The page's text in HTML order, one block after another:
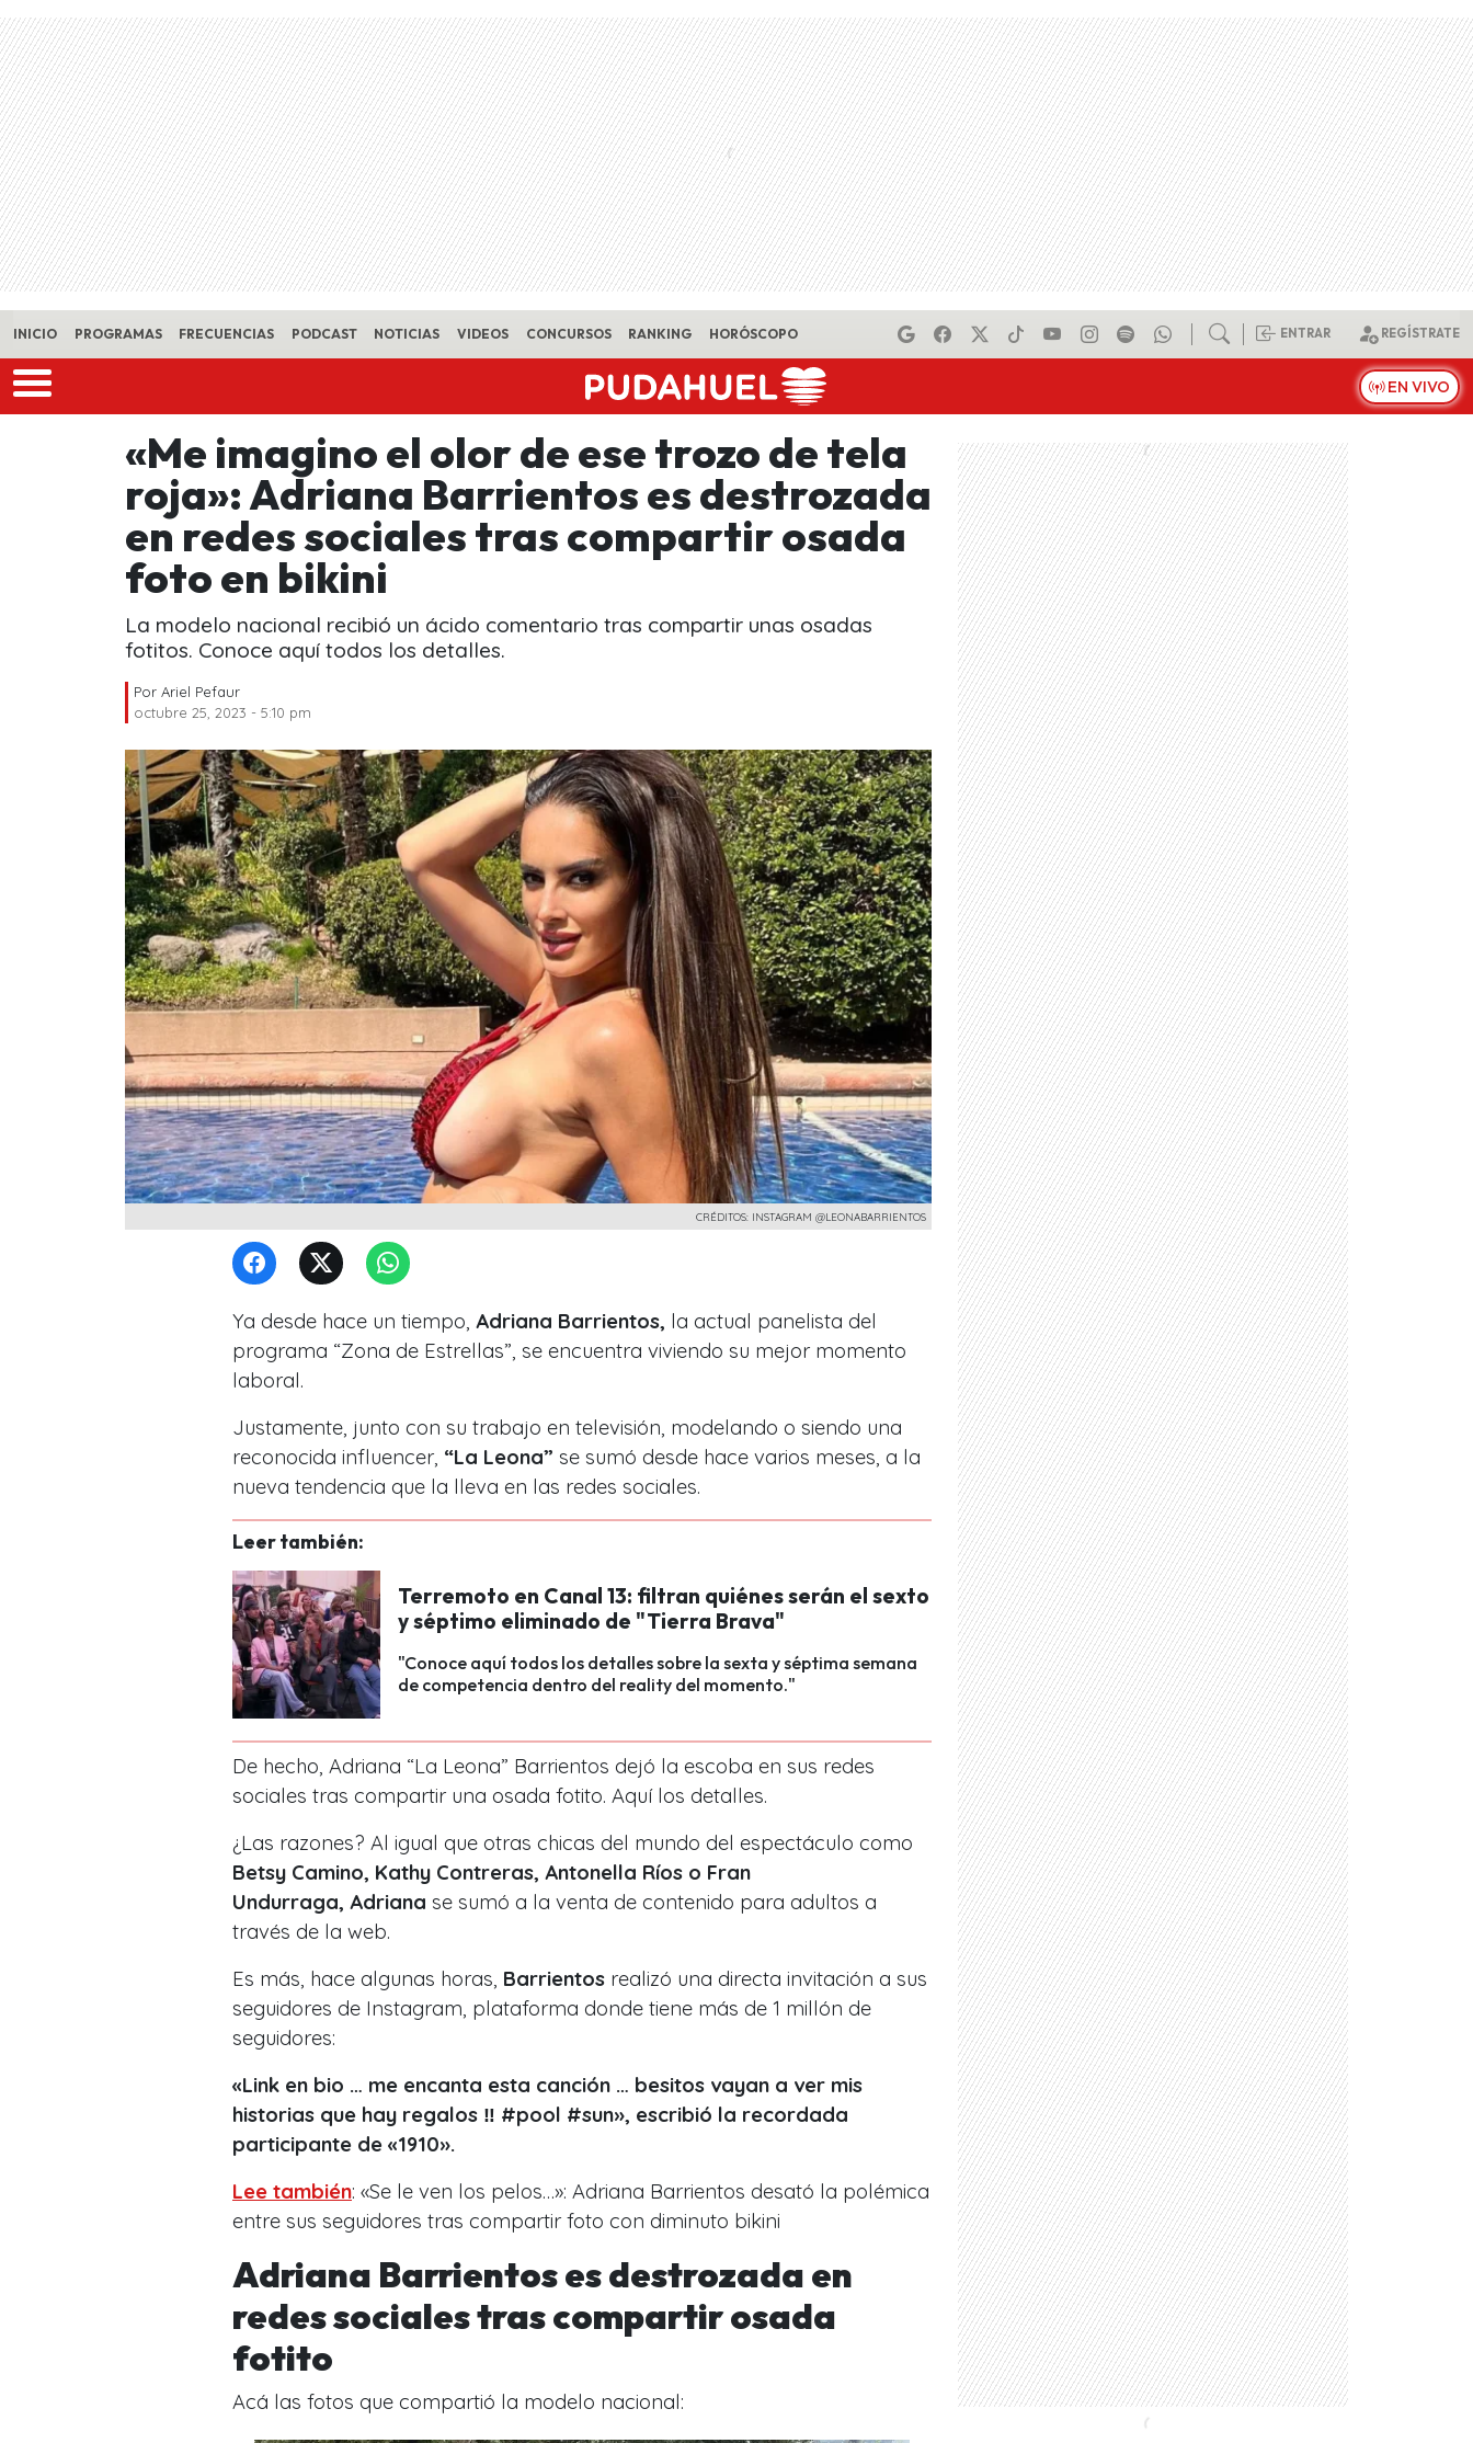
Skip to main content
INICIO PROGRAMAS FRECUENCIAS PODCAST NOTICIAS VIDEOS CONCURSOS RANKING HORÓSCOPO ENTRAR REGÍSTRATE
EN VIVO
«Me imagino el olor de ese trozo de tela
roja»: Adriana Barrientos es destrozada
en redes sociales tras compartir osada
foto en bikini
La modelo nacional recibió un ácido comentario tras compartir unas osadas
fotitos. Conoce aquí todos los detalles.
Por Ariel Pefaur
octubre 25, 2023 - 5:10 pm
CRÉDITOS: INSTAGRAM @LEONABARRIENTOS
Ya desde hace un tiempo, Adriana Barrientos, la actual panelista del
programa “Zona de Estrellas”, se encuentra viviendo su mejor momento
laboral.
Justamente, junto con su trabajo en televisión, modelando o siendo una
reconocida influencer, “La Leona” se sumó desde hace varios meses, a la
nueva tendencia que la lleva en las redes sociales.
Leer también:
Terremoto en Canal 13: filtran quiénes serán el sexto
y séptimo eliminado de "Tierra Brava"
"Conoce aquí todos los detalles sobre la sexta y séptima semana
de competencia dentro del reality del momento."
De hecho, Adriana “La Leona” Barrientos dejó la escoba en sus redes
sociales tras compartir una osada fotito. Aquí los detalles.
¿Las razones? Al igual que otras chicas del mundo del espectáculo como
Betsy Camino, Kathy Contreras, Antonella Ríos o Fran
Undurraga, Adriana se sumó a la venta de contenido para adultos a
través de la web.
Es más, hace algunas horas, Barrientos realizó una directa invitación a sus
seguidores de Instagram, plataforma donde tiene más de 1 millón de
seguidores:
«Link en bio … me encanta esta canción … besitos vayan a ver mis
historias que hay regalos ‼️ #pool #sun», escribió la recordada
participante de «1910».
Lee también: «Se le ven los pelos…»: Adriana Barrientos desató la polémica
entre sus seguidores tras compartir foto con diminuto bikini
Adriana Barrientos es destrozada en
redes sociales tras compartir osada
fotito
Acá las fotos que compartió la modelo nacional: